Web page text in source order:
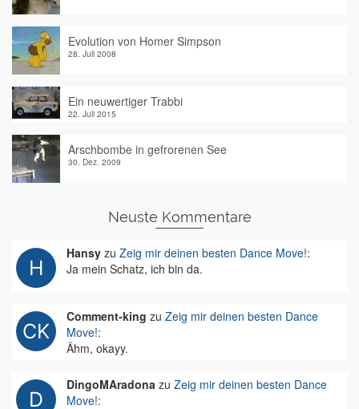
Evolution von Homer Simpson
28. Juli 2008
Ein neuwertiger Trabbi
22. Juli 2015
Arschbombe in gefrorenen See
30. Dez. 2009
Neuste Kommentare
Hansy zu Zeig mir deinen besten Dance Move!:
Ja mein Schatz, ich bin da.
Comment-king zu Zeig mir deinen besten Dance
Move!:
Ähm, okayy.
DingoMAradona zu Zeig mir deinen besten Dance
Move!: